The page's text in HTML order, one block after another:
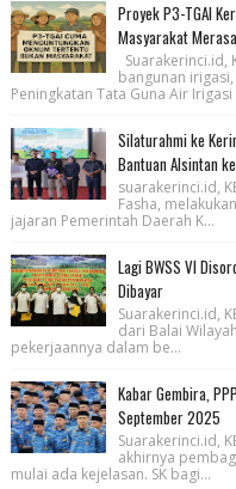
Proyek P3-TGAI
Masyarakat
Suarakerinci.id,
bangunan
Peningkatan Tata Guna Air Irigasi
Silaturahmi ke
Bantuan Alsintan
suarakerinci.id,
Fasha,
jajaran Pemerintah Daerah K...
Lagi BWSS VI
Dibayar
Suarakerinci.id,
dari Balai
pekerjaannya dalam be...
Kabar Gembira,
September 2025
Suarakerinci.id,
akhirnya
mulai ada kejelasan. SK bagi...